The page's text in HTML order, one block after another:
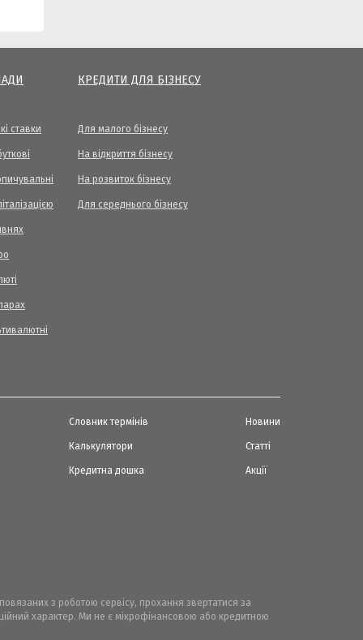
ставки
КРЕДИТИ ДЛЯ БІЗНЕСУ
Для малого бізнесу
На відкриття бізнесу
На розвиток бізнесу
Для середнього бізнесу
Словник термінів
Калькулятори
Кредитна дошка
Новини
Статті
Акції
з роботою сервісу, прохання звертатися за
характер. Ми не є мікрофінансовою або кредитною